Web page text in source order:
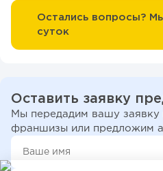
Остались вопросы?
суток
Оставить заявку
Мы передадим вашу заявку
франшизы или предложим